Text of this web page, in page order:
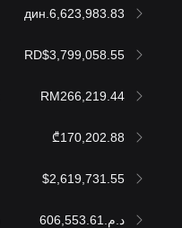
дин.6,623,983.83
RD$3,799,058.55
RM266,219.44
₾170,202.88
$2,619,731.55
د.م.606,553.61